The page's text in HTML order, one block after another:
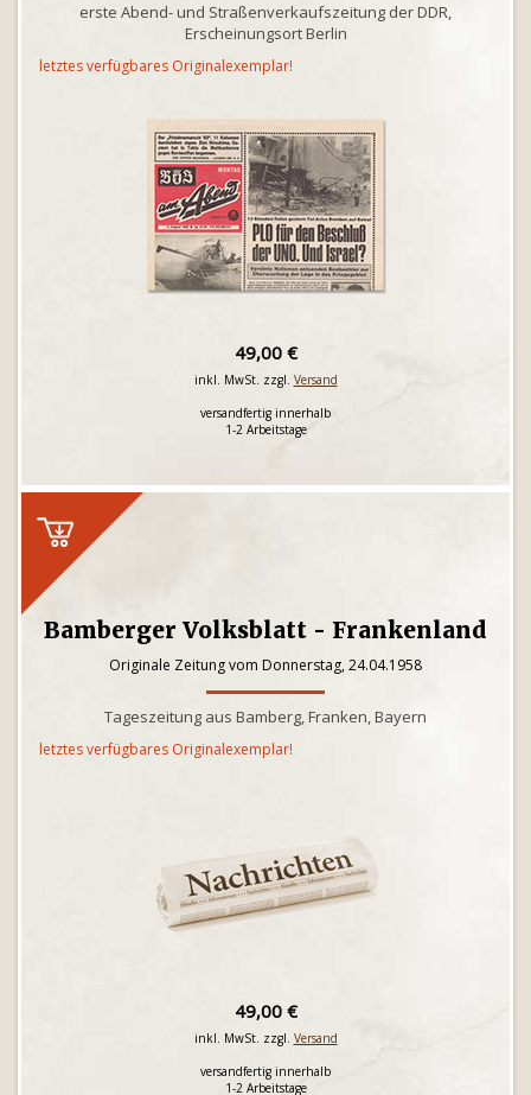
erste Abend- und Straßenverkaufszeitung der DDR,
Erscheinungsort Berlin
letztes verfügbares Originalexemplar!
49,00 €
inkl. MwSt. zzgl. Versand
versandfertig innerhalb
1-2 Arbeitstage
Bamberger Volksblatt - Frankenland
Originale Zeitung vom Donnerstag, 24.04.1958
Tageszeitung aus Bamberg, Franken, Bayern
letztes verfügbares Originalexemplar!
49,00 €
inkl. MwSt. zzgl. Versand
versandfertig innerhalb
1-2 Arbeitstage